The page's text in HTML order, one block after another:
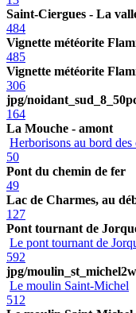
Saint-Ciergues - La
484
Vignette météorite
485
Vignette météorite
306
jpg/
164
La Mouche - amont
Herborisons au bord des
50
Pont du chemin de fer
49
Lac de Charmes, au
127
Pont tournant de
Le pont tournant de
592
jpg/
Le moulin Saint-Michel
512